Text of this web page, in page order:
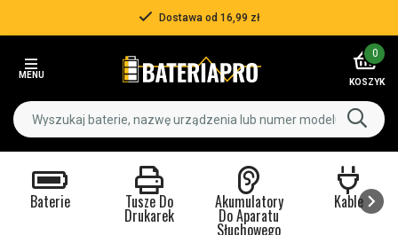
Dostawa od 16,99 zł
MENU
0
KOSZYK
Baterie Tusze Do
Drukarek
Akumulatory
Do Aparatu
Słuchowego
Kable